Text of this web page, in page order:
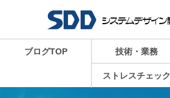
ブログTOP 技術・業務
ストレスチェック